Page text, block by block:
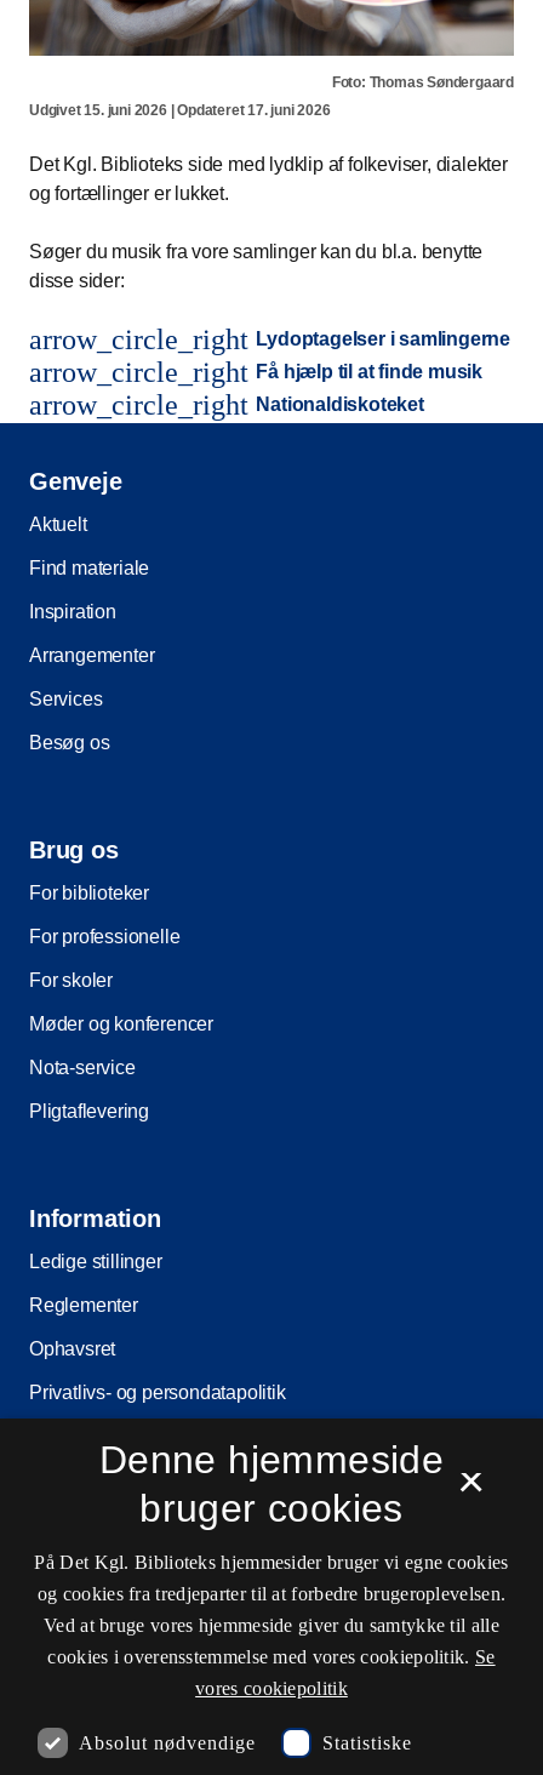
Foto: Thomas Søndergaard
Udgivet 15. juni 2026 | Opdateret 17. juni 2026
Det Kgl. Biblioteks side med lydklip af folkeviser, dialekter
og fortællinger er lukket.
Søger du musik fra vore samlinger kan du bl.a. benytte
disse sider:
arrow_circle_right Lydoptagelser i samlingerne
arrow_circle_right Få hjælp til at finde musik
arrow_circle_right Nationaldiskoteket
Genveje
Aktuelt
Find materiale
Inspiration
Arrangementer
Services
Besøg os
Brug os
For biblioteker
For professionelle
For skoler
Møder og konferencer
Nota-service
Pligtaflevering
Information
Ledige stillinger
Reglementer
Ophavsret
Privatlivs- og persondatapolitik
Cookieindstillinger
Kontaktinformationer
Åbningstider
×
Denne hjemmeside
bruger cookies
På Det Kgl. Biblioteks hjemmesider bruger vi egne cookies
og cookies fra tredjeparter til at forbedre brugeroplevelsen.
Ved at bruge vores hjemmeside giver du samtykke til alle
cookies i overensstemmelse med vores cookiepolitik. Se
vores cookiepolitik
Absolut nødvendige Statistiske